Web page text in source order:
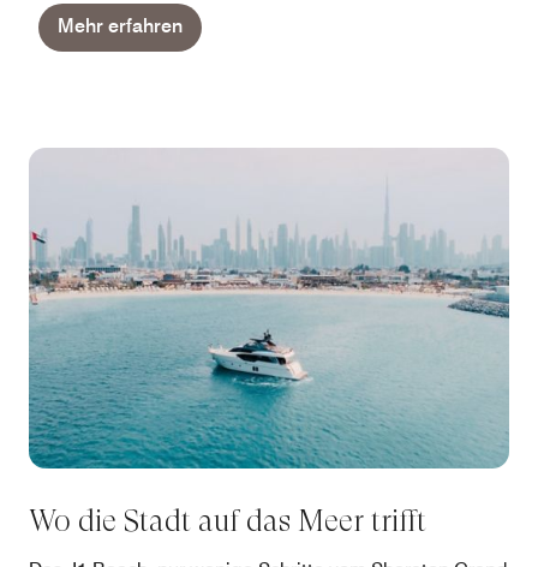
Mehr erfahren
Wo die Stadt auf das Meer trifft